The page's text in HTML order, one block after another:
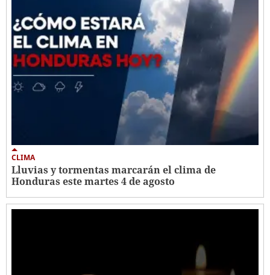
CLIMA
Lluvias y tormentas marcarán el clima de
Honduras este martes 4 de agosto